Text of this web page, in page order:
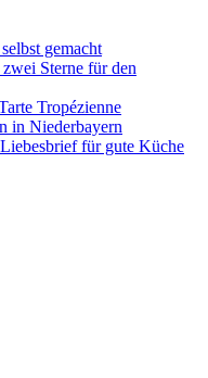
gemacht
Sterne für den
Tropézienne
in Niederbayern
für gute Küche